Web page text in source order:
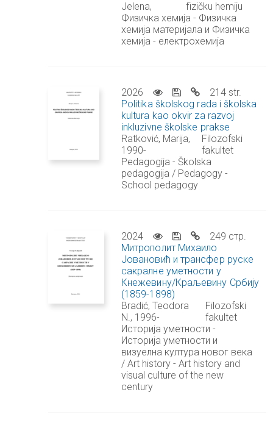
Jelena,
fizičku hemiju
Физичка хемија - Физичка
хемија материјала и Физичка
хемија - електрохемија
2026
214 str.
Politika školskog rada i školska
kultura kao okvir za razvoj
inkluzivne školske prakse
Ratković, Marija,
1990-
Filozofski
fakultet
Pedagogija - Školska
pedagogija / Pedagogy -
School pedagogy
2024
249 стр.
Митрополит Михаило
Јовановић и трансфер руске
сакралне уметности у
Кнежевину/Краљевину Србију
(1859-1898)
Bradić, Teodora
N., 1996-
Filozofski
fakultet
Историја уметности -
Историја уметности и
визуелна култура новог века
/ Art history - Art history and
visual culture of the new
century